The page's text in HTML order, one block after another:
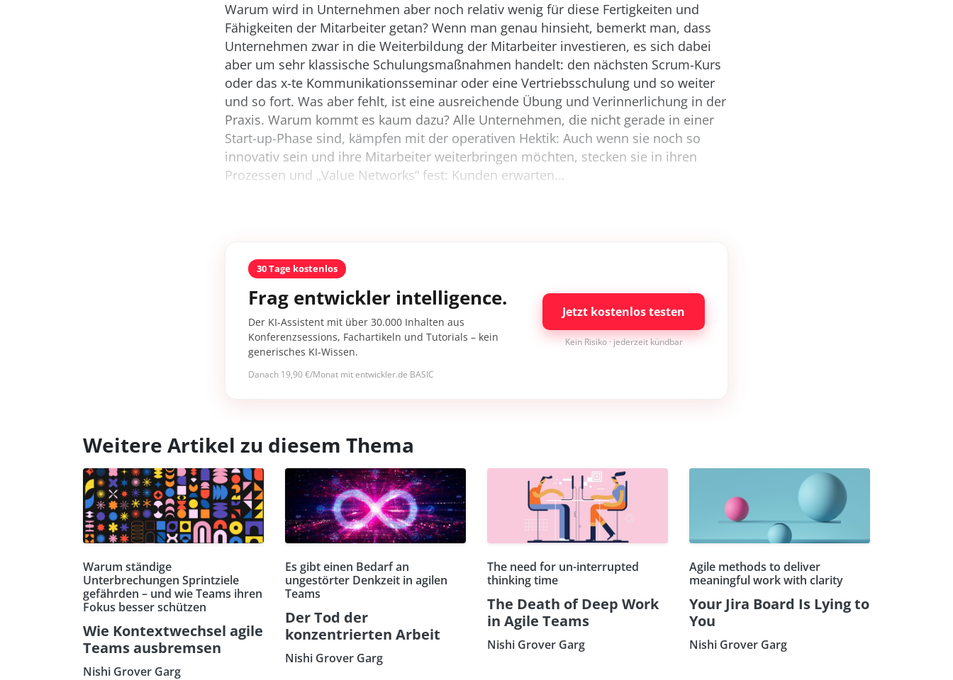
Warum wird in Unternehmen aber noch relativ wenig für diese Fertigkeiten und
Fähigkeiten der Mitarbeiter getan? Wenn man genau hinsieht, bemerkt man, dass
Unternehmen zwar in die Weiterbildung der Mitarbeiter investieren, es sich dabei
aber um sehr klassische Schulungsmaßnahmen handelt: den nächsten Scrum-Kurs
oder das x-te Kommunikationsseminar oder eine Vertriebsschulung und so weiter
und so fort. Was aber fehlt, ist eine ausreichende Übung und Verinnerlichung in der
Praxis. Warum kommt es kaum dazu? Alle Unternehmen, die nicht gerade in einer
Start-up-Phase sind, kämpfen mit der operativen Hektik: Auch wenn sie noch so
innovativ sein und ihre Mitarbeiter weiterbringen möchten, stecken sie in ihren
Prozessen und „Value Networks“ fest: Kunden erwarten...
30 Tage kostenlos
Frag entwickler intelligence.
Der KI-Assistent mit über 30.000 Inhalten aus
Konferenzsessions, Fachartikeln und Tutorials – kein
generisches KI-Wissen.
Danach 19,90 €/Monat mit entwickler.de BASIC
Jetzt kostenlos testen
Kein Risiko · jederzeit kündbar
Weitere Artikel zu diesem Thema
Warum ständige
Unterbrechungen Sprintziele
gefährden – und wie Teams ihren
Fokus besser schützen
Wie Kontextwechsel agile
Teams ausbremsen
Nishi Grover Garg
Es gibt einen Bedarf an
ungestörter Denkzeit in agilen
Teams
Der Tod der
konzentrierten Arbeit
Nishi Grover Garg
The need for un-interrupted
thinking time
The Death of Deep Work
in Agile Teams
Nishi Grover Garg
Agile methods to deliver
meaningful work with clarity
Your Jira Board Is Lying to
You
Nishi Grover Garg